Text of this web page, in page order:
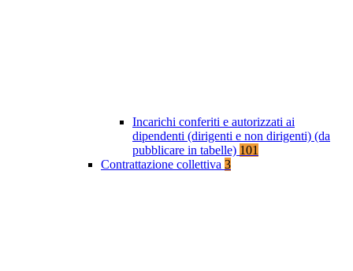
Incarichi conferiti e autorizzati ai
dipendenti (dirigenti e non dirigenti) (da
pubblicare in tabelle) 101
Contrattazione collettiva 3